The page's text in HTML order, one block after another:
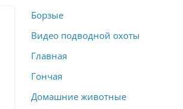
Борзые
Видео подводной охоты
Главная
Гончая
Домашние животные